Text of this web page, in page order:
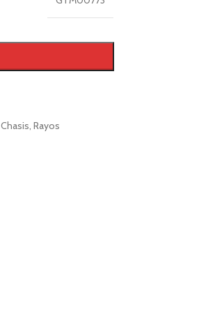
Chasis, Rayos